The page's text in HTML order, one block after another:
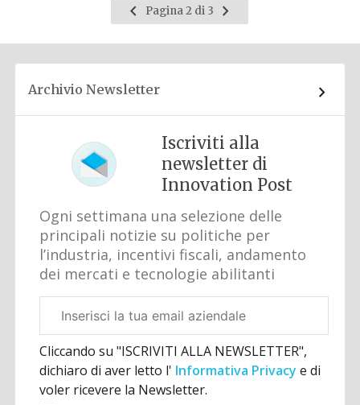
Pagina
precedente
Pagina 2 di 3
Pagina
successiva
Archivio Newsletter
Iscriviti alla
newsletter di
Innovation Post
Ogni settimana una selezione delle
principali notizie su politiche per
l’industria, incentivi fiscali, andamento
dei mercati e tecnologie abilitanti
aziendale
Cliccando su "ISCRIVITI ALLA NEWSLETTER",
dichiaro di aver letto l' Informativa Privacye di
voler ricevere la Newsletter.